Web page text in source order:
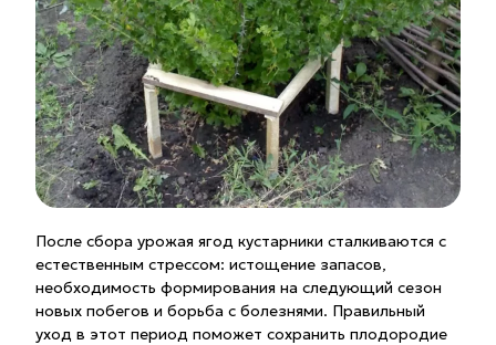
После сбора урожая ягод кустарники сталкиваются с
естественным стрессом: истощение запасов,
необходимость формирования на следующий сезон
новых побегов и борьба с болезнями. Правильный
уход в этот период поможет сохранить плодородие